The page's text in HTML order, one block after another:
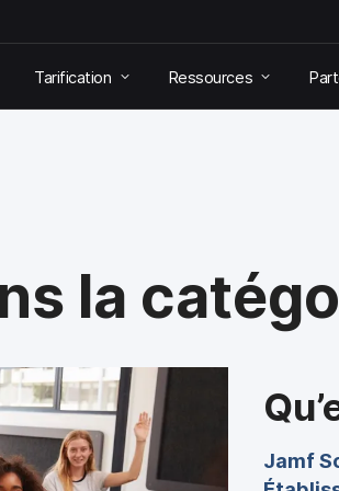
Tarification Ressources
la
Jamf